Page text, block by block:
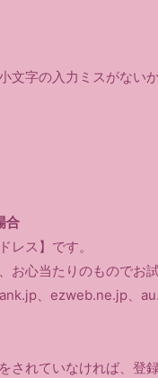
字の入力ミスがない
合
レス】です。
心当たりのものでお試
、ezweb.ne.jp、
されていなければ、登